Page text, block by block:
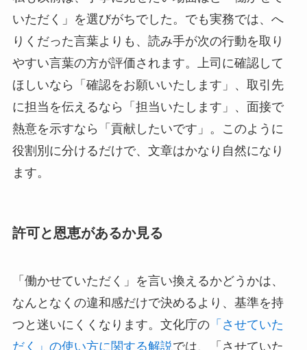
いただく」を選びがちでした。でも実務では、へ
りくだった言葉よりも、読み手が次の行動を取り
やすい言葉の方が評価されます。上司に確認して
ほしいなら「確認をお願いいたします」、取引先
に担当を伝えるなら「担当いたします」、面接で
熱意を示すなら「貢献したいです」。このように
役割別に分けるだけで、文章はかなり自然になり
ます。
許可と恩恵があるか見る
「働かせていただく」を言い換えるかどうかは、
なんとなくの違和感だけで決めるより、基準を持
つと迷いにくくなります。文化庁の「させていた
だく」の使い方に関する解説では、「させていた